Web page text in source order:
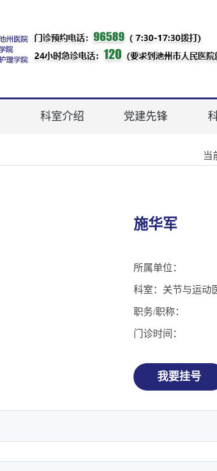
科室介绍 党建先锋
当
施华军
所属单位：
科室：关节与运动
职务/职称：
门诊时间：
我要挂号